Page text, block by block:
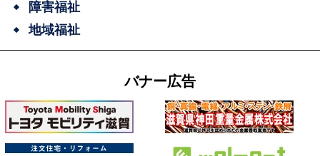
障害福祉
地域福祉
バナー広告